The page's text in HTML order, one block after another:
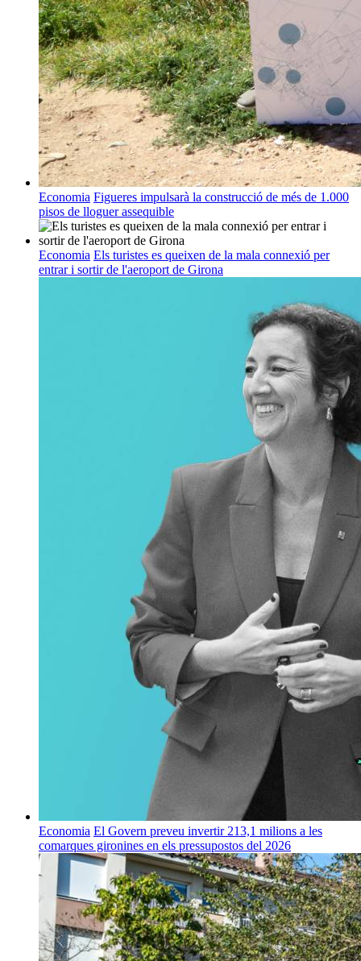
Economia Figueres impulsarà la construcció de més de 1.000
pisos de lloguer assequible
Economia Els turistes es queixen de la mala connexió per
entrar i sortir de l'aeroport de Girona
Economia El Govern preveu invertir 213,1 milions a les
comarques gironines en els pressupostos del 2026